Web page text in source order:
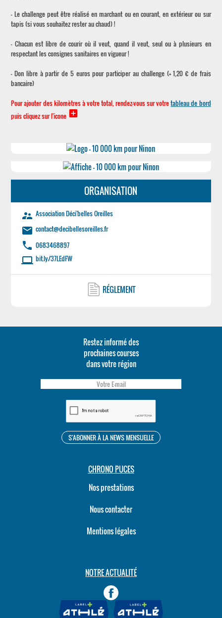
- Le challenge peut être réalisé en marchant ou en courant, en extérieur ou sur
tapis (si vous souhaitez rester au chaud) !
- Chacun est libre de courir où il veut, quand il veut, seul ou à plusieurs en
respectant les consignes sanitaires en vigueur !
- Don libre à partir de 5 euros pour participer au challenge (+ 1,20 € de frais
bancaire)
Pour ajouter des kilomètres à votre total, rendez-vous sur votretableau de bord
puis cliquez sur l'icone add_box
ORGANISATION
supervisor_account Association Déci'belles Oreilles
email contact@decibellesoreilles.fr
phone 0683468897
laptop bit.ly/37LEdFW
RÉGLEMENT
Restez informé des
prochaines courses
dans votre région
CHRONO PUCES
Nos prestations
Nous contacter
Mentions légales
NOTRE ACTUALITÉ